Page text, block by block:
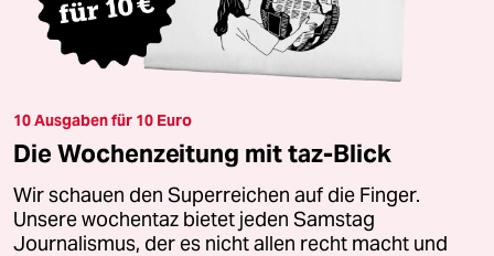
10 Ausgaben für 10 Euro
Die Wochenzeitung mit taz-Blick
Wir schauen den Superreichen auf die Finger.
Unsere wochentaz bietet jeden Samstag
Journalismus, der es nicht allen recht macht und